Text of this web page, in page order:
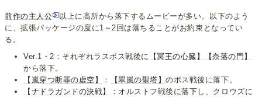
前作の主人公
以上に高所から落下するムービーが多い。以下のよう
に、拡張パッケージの度に1～2回は落ちることがお約束となってい
る。
Ver.1・2：それぞれラスボス戦後に
【冥王の心臓】
【奈落の門】
から落下。
【嵐穿つ断罪の虚空】
： 【翠嵐の聖塔】のボス戦後に落下。
【ナドラガンドの決戦】
：オルストフ戦後に落下し、クロウズに